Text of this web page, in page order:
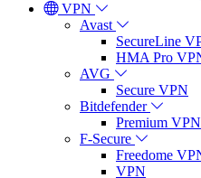
VPN
Avast
SecureLine
HMA Pro
AVG
Secure VPN
Bitdefender
Premium VPN
F-Secure
Freedome
VPN